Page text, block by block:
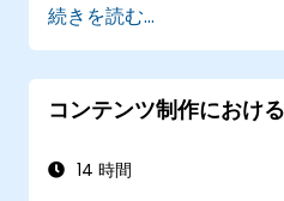
コンプライアンス遵守
もChatGPTを効果的
続きを読む...
コンテンツ制作におけ
14 時間